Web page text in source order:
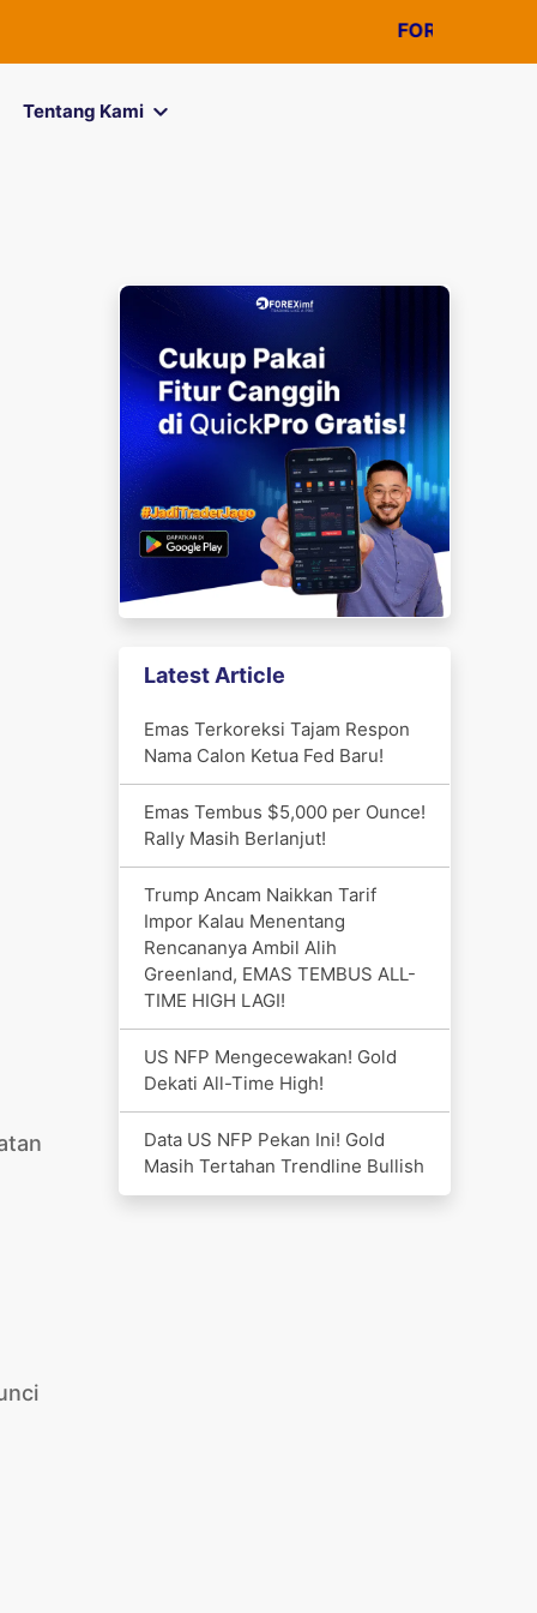
FOREXimfkini
Tentang Kami
Latest Article
Emas Terkoreksi Tajam Respon
Nama Calon Ketua Fed Baru!
Emas Tembus $5,000 per Ounce!
Rally Masih Berlanjut!
Trump Ancam Naikkan Tarif
Impor Kalau Menentang
Rencananya Ambil Alih
Greenland, EMAS TEMBUS ALL-
TIME HIGH LAGI!
US NFP Mengecewakan! Gold
Dekati All-Time High!
Data US NFP Pekan Ini! Gold
Masih Tertahan Trendline Bullish